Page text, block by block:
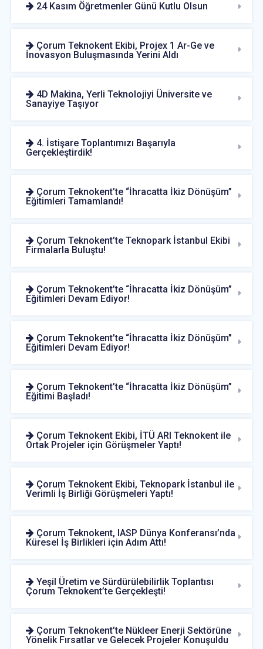
24 Kasım Öğretmenler Günü Kutlu Olsun
Çorum Teknokent Ekibi, Projex 1 Ar-Ge ve
İnovasyon Buluşmasında Yerini Aldı
4D Makina, Yerli Teknolojiyi Üniversite ve
Sanayiye Taşıyor
4. İstişare Toplantımızı Başarıyla
Gerçekleştirdik!
Çorum Teknokent’te “İhracatta İkiz Dönüşüm”
Eğitimleri Tamamlandı!
Çorum Teknokent’te Teknopark İstanbul Ekibi
Firmalarla Buluştu!
Çorum Teknokent’te “İhracatta İkiz Dönüşüm”
Eğitimleri Devam Ediyor!
Çorum Teknokent’te “İhracatta İkiz Dönüşüm”
Eğitimleri Devam Ediyor!
Çorum Teknokent’te “İhracatta İkiz Dönüşüm”
Eğitimi Başladı!
Çorum Teknokent Ekibi, İTÜ ARI Teknokent ile
Ortak Projeler için Görüşmeler Yaptı!
Çorum Teknokent Ekibi, Teknopark İstanbul ile
Verimli İş Birliği Görüşmeleri Yaptı!
Çorum Teknokent, IASP Dünya Konferansı’nda
Küresel İş Birlikleri için Adım Attı!
Yeşil Üretim ve Sürdürülebilirlik Toplantısı
Çorum Teknokent’te Gerçekleşti!
Çorum Teknokent’te Nükleer Enerji Sektörüne
Yönelik Fırsatlar ve Gelecek Projeler Konuşuldu